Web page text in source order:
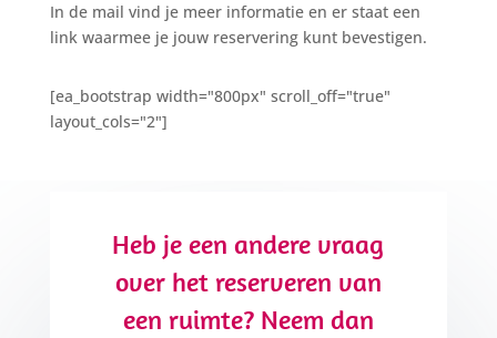
In de mail vind je meer informatie en er staat een
link waarmee je jouw reservering kunt bevestigen.
[ea_bootstrap width="800px" scroll_off="true"
layout_cols="2"]
Heb je een andere vraag
over het reserveren van
een ruimte? Neem dan